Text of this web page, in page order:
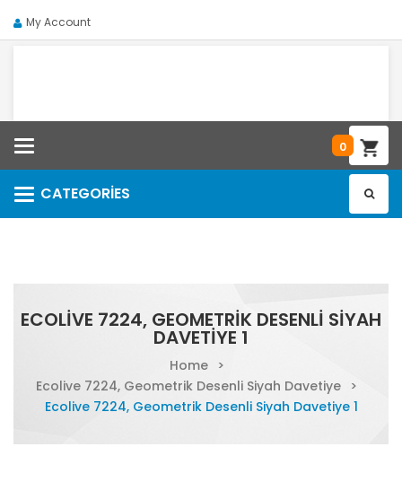
My Account
0
CATEGORIES
Categories
ECOLIVE 7224, GEOMETRIK DESENLI SIYAH
DAVETIYE 1
Home
>
Ecolive 7224, Geometrik Desenli Siyah Davetiye >
Ecolive 7224, Geometrik Desenli Siyah Davetiye 1